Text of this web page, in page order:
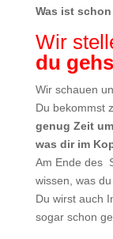
Was ist
Wir
du
Wir schauen
Du bekommst z
genug Zeit
was dir im
Am Ende des
wissen, was
Du wirst auch
sogar schon